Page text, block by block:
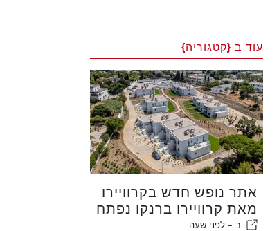
עוד ב {קטגוריה}
אתר נופש חדש בקרוויירו
מאת קרוויירו ברנקו נפתח
ב - לפני שעה